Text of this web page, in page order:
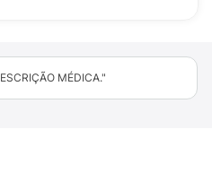
MÉDICA."